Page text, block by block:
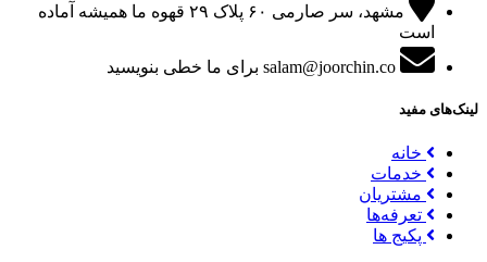
مشهد، سر صارمی ۶۰ پلاک ۲۹
قهوه ما همیشه آماده
است
salam@joorchin.co برای ما خطی بنویسید
لینک‌های مفید
خانه
خدمات
مشتریان
تعرفه‌ها
پکیج ها